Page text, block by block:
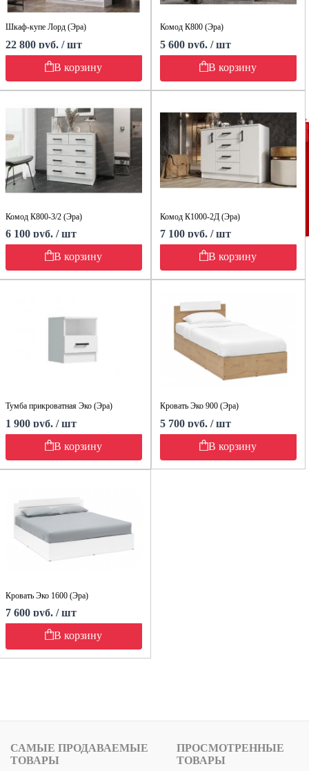
Шкаф-купе Лорд (Эра)
22 800 руб. / шт
В корзину
Комод К800 (Эра)
5 600 руб. / шт
В корзину
Комод К800-3/2 (Эра)
6 100 руб. / шт
В корзину
Комод К1000-2Д (Эра)
7 100 руб. / шт
В корзину
Тумба прикроватная Эко (Эра)
1 900 руб. / шт
В корзину
Кровать Эко 900 (Эра)
5 700 руб. / шт
В корзину
Кровать Эко 1600 (Эра)
7 600 руб. / шт
В корзину
САМЫЕ ПРОДАВАЕМЫЕ
ТОВАРЫ
ПРОСМОТРЕННЫЕ
ТОВАРЫ